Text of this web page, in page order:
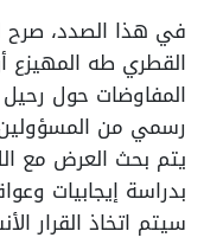
في هذا الصدد، صرح
القطري طه المهيزع
المفاوضات حول
رسمي من
يتم بحث العرض مع
بدراسة إيجابيات
سيتم اتخاذ القرار